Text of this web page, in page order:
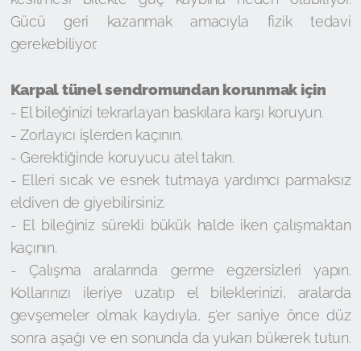
Gücü geri kazanmak amacıyla fizik tedavi
gerekebiliyor.
Karpal tünel sendromundan korunmak için
- El bileğinizi tekrarlayan baskılara karşı koruyun.
- Zorlayıcı işlerden kaçının.
- Gerektiğinde koruyucu atel takın.
- Elleri sıcak ve esnek tutmaya yardımcı parmaksız
eldiven de giyebilirsiniz.
- El bileğiniz sürekli bükük halde iken çalışmaktan
kaçının.
- Çalışma aralarında germe egzersizleri yapın.
Kollarınızı ileriye uzatıp el bileklerinizi, aralarda
gevşemeler olmak kaydıyla, 5’er saniye önce düz
sonra aşağı ve en sonunda da yukarı bükerek tutun.